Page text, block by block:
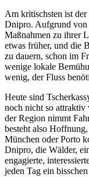
Am kritischsten ist der
Dnipro. Aufgrund von
Maßnahmen zu ihrer
etwas früher, und die
zu dauern, schon im
wenige lokale
wenig, der Fluss
Heute sind
noch nicht so
der Region nimmt
besteht also Hoffnung,
München oder Porto
Dnipro, die Wälder,
engagierte,
jeden Tag ein